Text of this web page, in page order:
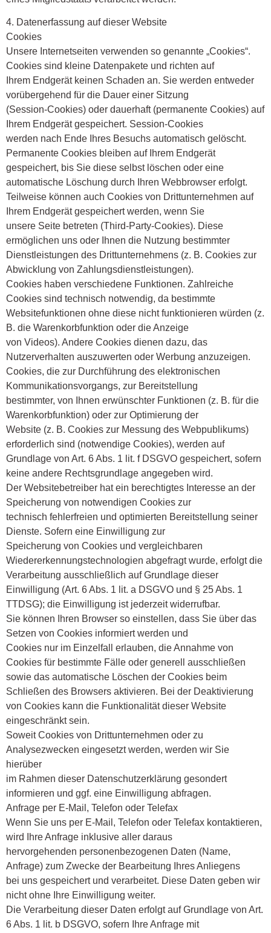
4. Datenerfassung auf dieser Website
Cookies
Unsere Internetseiten verwenden so genannte „Cookies“.
Cookies sind kleine Datenpakete und richten auf
Ihrem Endgerät keinen Schaden an. Sie werden entweder
vorübergehend für die Dauer einer Sitzung
(Session-Cookies) oder dauerhaft (permanente Cookies) auf
Ihrem Endgerät gespeichert. Session-Cookies
werden nach Ende Ihres Besuchs automatisch gelöscht.
Permanente Cookies bleiben auf Ihrem Endgerät
gespeichert, bis Sie diese selbst löschen oder eine
automatische Löschung durch Ihren Webbrowser erfolgt.
Teilweise können auch Cookies von Drittunternehmen auf
Ihrem Endgerät gespeichert werden, wenn Sie
unsere Seite betreten (Third-Party-Cookies). Diese
ermöglichen uns oder Ihnen die Nutzung bestimmter
Dienstleistungen des Drittunternehmens (z. B. Cookies zur
Abwicklung von Zahlungsdienstleistungen).
Cookies haben verschiedene Funktionen. Zahlreiche
Cookies sind technisch notwendig, da bestimmte
Websitefunktionen ohne diese nicht funktionieren würden (z.
B. die Warenkorbfunktion oder die Anzeige
von Videos). Andere Cookies dienen dazu, das
Nutzerverhalten auszuwerten oder Werbung anzuzeigen.
Cookies, die zur Durchführung des elektronischen
Kommunikationsvorgangs, zur Bereitstellung
bestimmter, von Ihnen erwünschter Funktionen (z. B. für die
Warenkorbfunktion) oder zur Optimierung der
Website (z. B. Cookies zur Messung des Webpublikums)
erforderlich sind (notwendige Cookies), werden auf
Grundlage von Art. 6 Abs. 1 lit. f DSGVO gespeichert, sofern
keine andere Rechtsgrundlage angegeben wird.
Der Websitebetreiber hat ein berechtigtes Interesse an der
Speicherung von notwendigen Cookies zur
technisch fehlerfreien und optimierten Bereitstellung seiner
Dienste. Sofern eine Einwilligung zur
Speicherung von Cookies und vergleichbaren
Wiedererkennungstechnologien abgefragt wurde, erfolgt die
Verarbeitung ausschließlich auf Grundlage dieser
Einwilligung (Art. 6 Abs. 1 lit. a DSGVO und § 25 Abs. 1
TTDSG); die Einwilligung ist jederzeit widerrufbar.
Sie können Ihren Browser so einstellen, dass Sie über das
Setzen von Cookies informiert werden und
Cookies nur im Einzelfall erlauben, die Annahme von
Cookies für bestimmte Fälle oder generell ausschließen
sowie das automatische Löschen der Cookies beim
Schließen des Browsers aktivieren. Bei der Deaktivierung
von Cookies kann die Funktionalität dieser Website
eingeschränkt sein.
Soweit Cookies von Drittunternehmen oder zu
Analysezwecken eingesetzt werden, werden wir Sie
hierüber
im Rahmen dieser Datenschutzerklärung gesondert
informieren und ggf. eine Einwilligung abfragen.
Anfrage per E-Mail, Telefon oder Telefax
Wenn Sie uns per E-Mail, Telefon oder Telefax kontaktieren,
wird Ihre Anfrage inklusive aller daraus
hervorgehenden personenbezogenen Daten (Name,
Anfrage) zum Zwecke der Bearbeitung Ihres Anliegens
bei uns gespeichert und verarbeitet. Diese Daten geben wir
nicht ohne Ihre Einwilligung weiter.
Die Verarbeitung dieser Daten erfolgt auf Grundlage von Art.
6 Abs. 1 lit. b DSGVO, sofern Ihre Anfrage mit